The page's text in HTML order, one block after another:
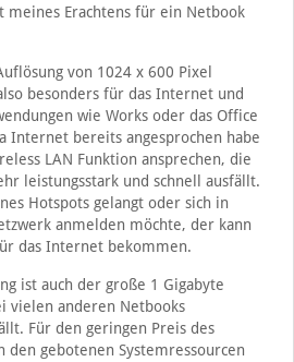
meines Erachtens für ein Netbook
von 1024 x 600 Pixel
besonders für das Internet und
wie Works oder das Office
Internet bereits angesprochen habe
LAN Funktion ansprechen, die
leistungsstark und schnell ausfällt.
Hotspots gelangt oder sich in
anmelden möchte, der kann
das Internet bekommen.
ist auch der große 1 Gigabyte
vielen anderen Netbooks
Für den geringen Preis des
den gebotenen Systemressourcen